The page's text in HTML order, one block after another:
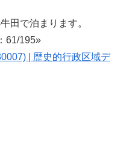
田で泊まります。
61/195»
| 歴史的行政区域デ